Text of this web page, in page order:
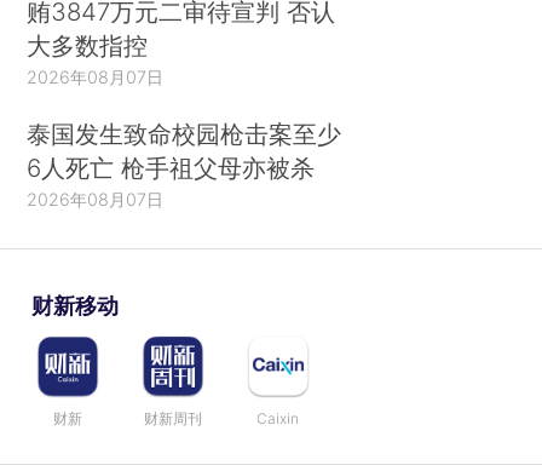
贿3847万元二审待宣判 否认
大多数指控
2026年08月07日
泰国发生致命校园枪击案至少
6人死亡 枪手祖父母亦被杀
2026年08月07日
财新移动
财新 财新周刊 Caixin